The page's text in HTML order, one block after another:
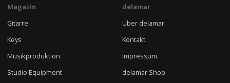
Magazin
Gitarre
Keys
Musikproduktion
Studio Equipment
delamar
Über delamar
Kontakt
Impressum
delamar Shop